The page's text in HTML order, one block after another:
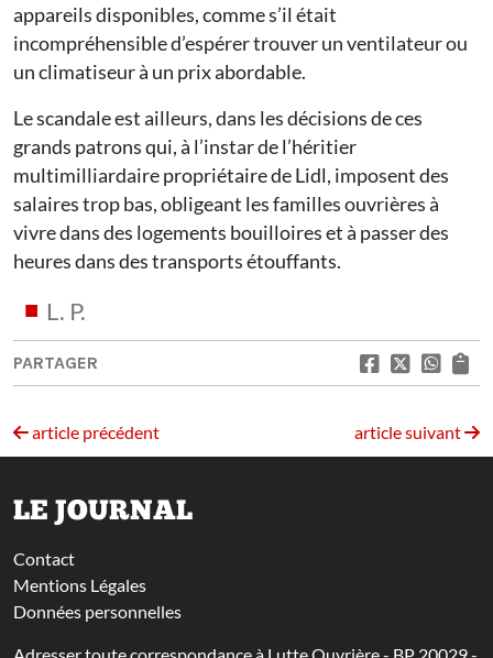
appareils disponibles, comme s’il était
incompréhensible d’espérer trouver un ventilateur ou
un climatiseur à un prix abordable.
Le scandale est ailleurs, dans les décisions de ces
grands patrons qui, à l’instar de l’héritier
multimilliardaire propriétaire de Lidl, imposent des
salaires trop bas, obligeant les familles ouvrières à
vivre dans des logements bouilloires et à passer des
heures dans des transports étouffants.
L. P.
PARTAGER
article précédent article suivant
LE JOURNAL
Contact
Mentions Légales
Données personnelles